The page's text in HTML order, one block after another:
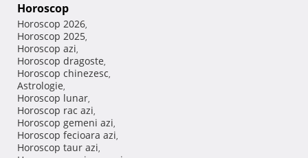
Horoscop
Horoscop 2026,
Horoscop 2025,
Horoscop azi,
Horoscop dragoste,
Horoscop chinezesc,
Astrologie,
Horoscop lunar,
Horoscop rac azi,
Horoscop gemeni azi,
Horoscop fecioara azi,
Horoscop taur azi,